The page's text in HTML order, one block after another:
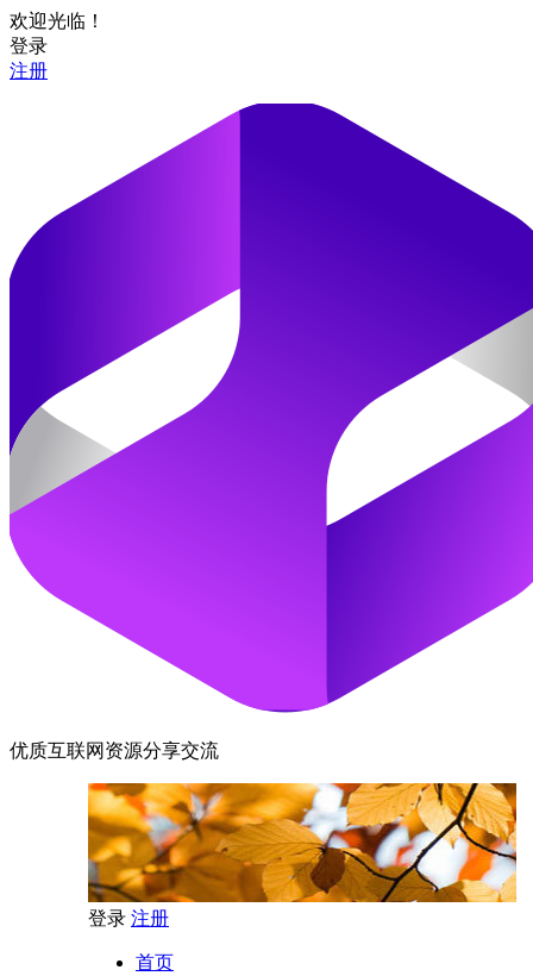
欢迎光临！
登录
注册
优质互联网资源分享交流
登录 注册
首页